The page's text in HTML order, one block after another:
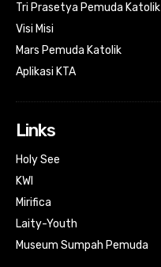
Tri Prasetya Pemuda Katolik
Visi Misi
Mars Pemuda Katolik
Aplikasi KTA
Links
Holy See
KWI
Mirifica
Laity-Youth
Museum Sumpah Pemuda